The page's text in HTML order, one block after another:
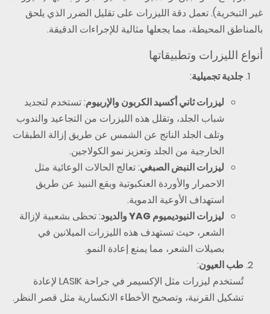
غير التبخرية). تعمل دقة الليزرات على تقليل الضرر الذي يلحق
بالمناطق المحيطة، مما يجعلها مثالية للإجراءات الدقيقة.
أنواع الليزرات وتطبيقاتها
جلدية تجميلية:
ليزرات ثاني أكسيد الكربون والإربيوم: تستخدم لتجديد
شباب الجلد، وتقلل هذه الليزرات من التجاعيد والندوب
وتلف الجلد الناتج عن الشمس عن طريق إزالة الطبقات
الخارجية من الجلد وتعزيز نمو الكولاجين.
ليزرات النبض الصبغي: تعالج الحالات الوعائية مثل
الاحمرار والأوردة العنكبوتية وبقع النبيذ عن طريق
استهداف الأوعية الدموية.
ليزرات النيوديميوم YAG والديود
: تحظى بشعبية لإزالة
الشعر، حيث تستهدف هذه الليزرات الميلانين في
بصيلات الشعر، مما يمنع إعادة النمو.
طب العيون:
تُستخدم ليزرات مثل الإكسيمر في جراحة LASIK لإعادة
تشكيل القرنية، وتصحيح الأخطاء الانكسارية مثل قصر النظر.